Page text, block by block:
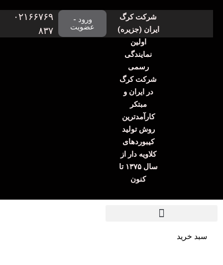
شرکت کرگ
ایران (جزیره)
اولین
نمایندگی
رسمی
شرکت کرگ
در ایران و
مبتکر
کارآمدترین
روش تولید
کیبوردهای
کلاویه دار از
سال ۱۳۷۵ تا
کنون
ورود -
عضویت
۰۲۱۶۶۷۶۹
۸۳۷
سبد خرید